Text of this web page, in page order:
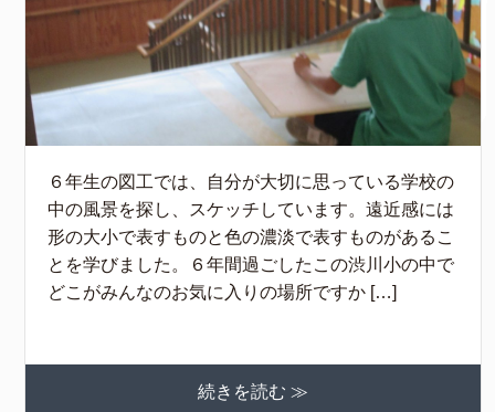
６年生の図工では、自分が大切に思っている学校の
中の風景を探し、スケッチしています。遠近感には
形の大小で表すものと色の濃淡で表すものがあるこ
とを学びました。６年間過ごしたこの渋川小の中で
どこがみんなのお気に入りの場所ですか […]
続きを読む ≫